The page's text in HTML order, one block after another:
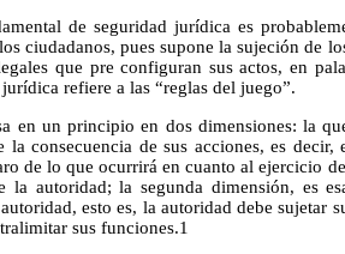
de seguridad jurídica es
ciudadanos, pues supone la sujeción de
que pre configuran sus actos, en
refiere a las “reglas del juego”.
en un principio en dos dimensiones: la
la consecuencia de sus acciones, es
de lo que ocurrirá en cuanto al ejercicio
la autoridad; la segunda dimensión, es
esto es, la autoridad debe sujetar
sus funciones.1